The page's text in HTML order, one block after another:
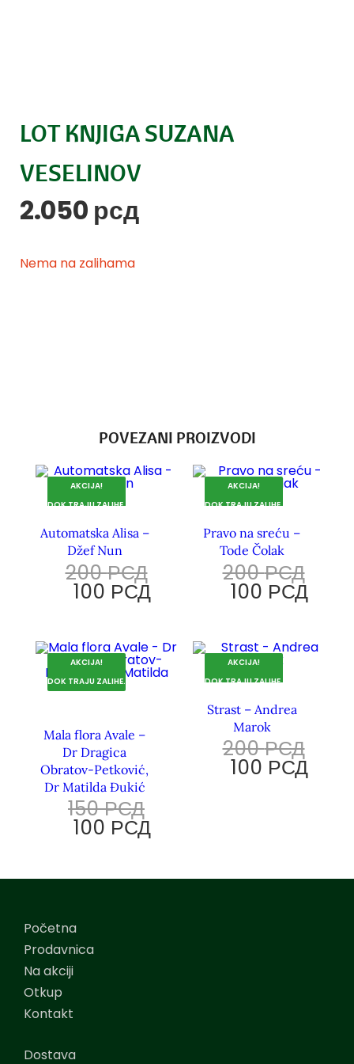
LOT KNJIGA SUZANA
VESELINOV
2.050 рсд
Nema na zalihama
POVEZANI PROIZVODI
AKCIJA!
DOK TRAJU ZALIHE.
Automatska Alisa –
Džef Nun
200РСД
100 РСД
AKCIJA!
DOK TRAJU ZALIHE.
Pravo na sreću –
Tode Čolak
200РСД
100 РСД
AKCIJA!
DOK TRAJU ZALIHE.
Mala flora Avale –
Dr Dragica
Obratov-Petković,
Dr Matilda Đukić
150РСД
100 РСД
AKCIJA!
DOK TRAJU ZALIHE.
Strast – Andrea
Marok
200РСД
100 РСД
Početna
Prodavnica
Na akciji
Otkup
Kontakt
Dostava